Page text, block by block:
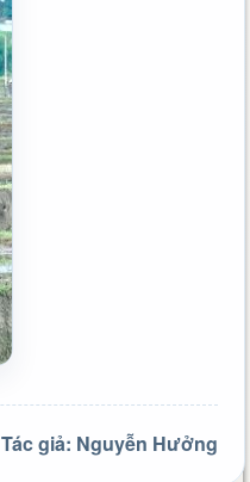
Tác giả: Nguyễn Hưởng